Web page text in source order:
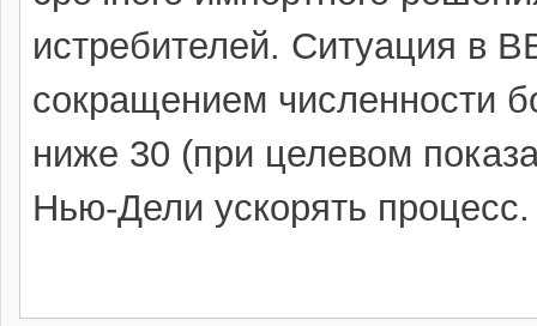
истребителей. Ситуация в
сокращением численности
ниже 30 (при целевом
Нью-Дели ускорять процесс.